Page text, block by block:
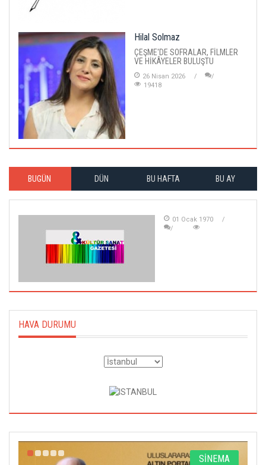
Hilal Solmaz
ÇEŞME'DE SOFRALAR, FİLMLER
VE HİKÂYELER BULUŞTU
26 Nisan 2026
19418
BUGÜN DÜN BU HAFTA BU AY
01 Ocak 1970
HAVA DURUMU
SİNEMA